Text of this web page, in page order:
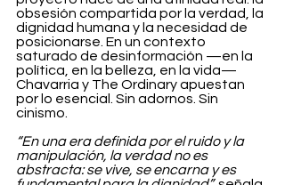
obsesión compartida por la verdad, la
dignidad humana y la necesidad de
posicionarse. En un contexto
saturado de desinformación —en la
política, en la belleza, en la vida—
Chavarria y The Ordinary apuestan
por lo esencial. Sin adornos. Sin
cinismo.
“En una era definida por el ruido y la
manipulación, la verdad no es
abstracta: se vive, se encarna y es